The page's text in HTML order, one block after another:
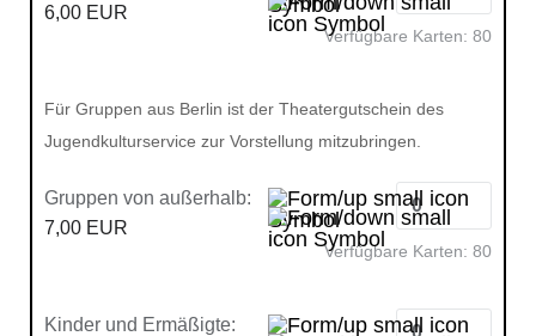
6,00 EUR
Verfügbare Karten: 80
Für Gruppen aus Berlin ist der Theatergutschein des
Jugendkulturservice zur Vorstellung mitzubringen.
Gruppen von außerhalb:
7,00 EUR
Verfügbare Karten: 80
Kinder und Ermäßigte: